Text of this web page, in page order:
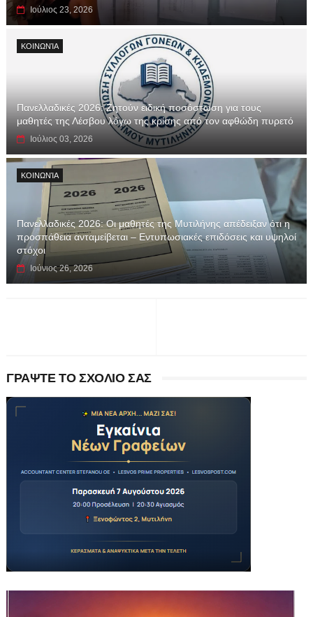
Ιούλιος 23, 2026
ΚΟΙΝΩΝΊΑ
Πανελλαδικές 2026: Ζητούν ειδική ποσόστωση για τους
μαθητές της Λέσβου λόγω της κρίσης από τον αφθώδη πυρετό
Ιούλιος 03, 2026
ΚΟΙΝΩΝΊΑ
Πανελλαδικές 2026: Οι μαθητές της Μυτιλήνης απέδειξαν ότι η
προσπάθεια ανταμείβεται – Εντυπωσιακές επιδόσεις και υψηλοί
στόχοι
Ιούνιος 26, 2026
ΓΡΑΨΤΕ ΤΟ ΣΧΟΛΙΟ ΣΑΣ